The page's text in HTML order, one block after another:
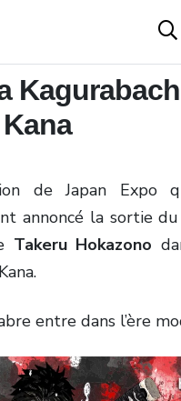
de Japan Expo
annoncé la sortie
Takeru Hokazono
entre dans l’ère